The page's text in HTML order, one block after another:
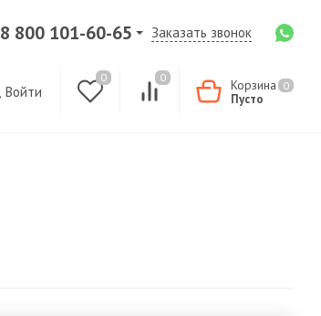
8 800 101-60-65 Заказать звонок
Войти
0 0 Корзина 0
Пусто